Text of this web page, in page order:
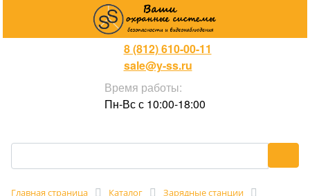
8 (812) 610-00-11
sale@y-ss.ru
Время работы:
Пн-Вс с 10:00-18:00
Главная страница Каталог
Зарядные станции